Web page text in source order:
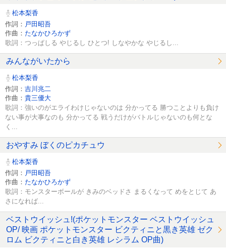
松本梨香
作詞： 戸田昭吾
作曲： たなかひろかず
歌詞：つっぱしる やじるし ひとつ! しなやかな やじるし...
みんながいたから
松本梨香
作詞： 吉川兆二
作曲： 貴三優大
歌詞：強いのがエライわけじゃないのは 分かってる 勝つことよりも負け
ない事が大事なのも 分かってる 戦うだけがバトルじゃないのも何とな
く...
おやすみ ぼくのピカチュウ
松本梨香
作詞： 戸田昭吾
作曲： たなかひろかず
歌詞：モンスターボールが きみのベッドさ まるくなって めをとじて あ
さになれば...
ベストウイッシュ!(ポケットモンスター ベストウイッシュ
OP/ 映画 ポケットモンスター ビクティニと黒き英雄 ゼク
ロム ビクティニと白き英雄 レシラム OP曲)